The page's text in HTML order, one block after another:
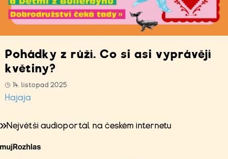
Pohádky z růží. Co si asi vyprávějí
květiny?
14. listopad 2025
Hajaja
Největší audioportál na českém internetu